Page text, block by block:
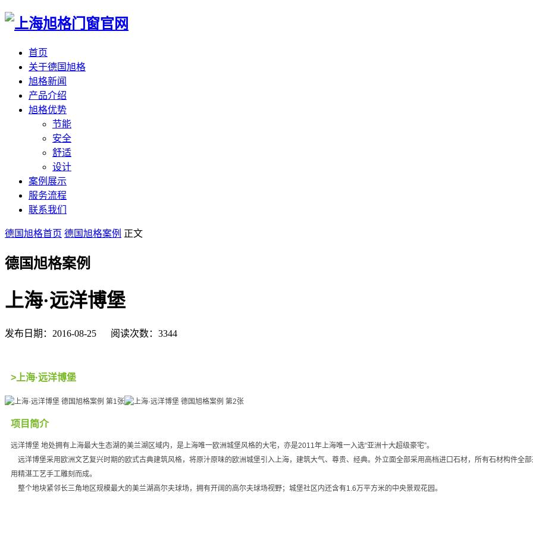
首页
关于德国旭格
旭格新闻
产品介绍
旭格优势
节能
安全
舒适
设计
案例展示
服务流程
联系我们
德国旭格首页 德国旭格案例 正文
德国旭格案例
上海·远洋博堡
发布日期：2016-08-25 阅读次数：3344
>上海·远洋博堡
项目简介
远洋博堡 地处拥有上海最大生态湖的美兰湖区域内，是上海唯一欧洲城堡风格的大宅，亦是2011年上海唯一入选“亚洲十大超级豪宅”。
远洋博堡采用欧洲文艺复兴时期的欧式古典建筑风格，将原汁原味的欧洲城堡引入上海，建筑大气、尊贵、经典。外立面全部采用高档进口石材，所有石材构件全
用精湛工艺手工雕刻而成。
整个地块紧邻长三角地区规模最大的美兰湖高尔夫球场，拥有开阔的高尔夫球场视野；城堡社区内还含有1.6万平方米的中央景观花园。